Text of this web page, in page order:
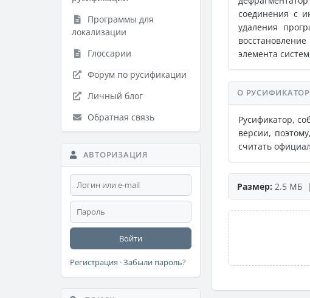
Программы для
локализации
Глоссарии
Форум по русификации
Личный блог
Обратная связь
АВТОРИЗАЦИЯ
Войти
Регистрация ·Забыли пароль?
соединения с
удаления
элемента
О
Русификатор,
версии,
считать
Размер: 2.5 МБ